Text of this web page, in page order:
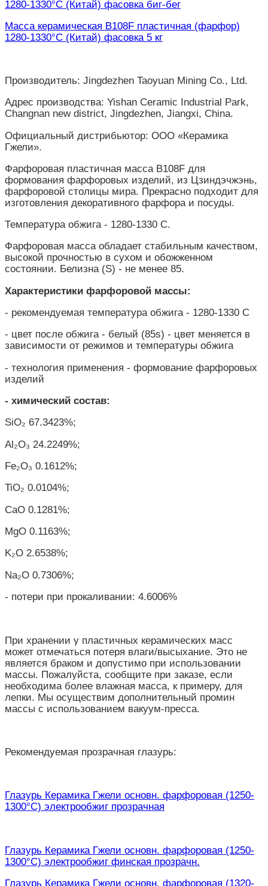
1280-1330°С (Китай) фасовка биг-бег
Масса керамическая B108F пластичная (фарфор)
1280-1330°С (Китай) фасовка 5 кг
Производитель: Jingdezhen Taoyuan Mining Co., Ltd.
Адрес производства: Yishan Ceramic Industrial Park,
Changnan new district, Jingdezhen, Jiangxi, China.
Официальный дистрибьютор: ООО «Керамика
Гжели».
Фарфоровая пластичная масса B108F для
формования фарфоровых изделий, из Цзиндэчжэнь,
фарфоровой столицы мира. Прекрасно подходит для
изготовления декоративного фарфора и посуды.
Температура обжига - 1280-1330 С.
Фарфоровая масса обладает стабильным качеством,
высокой прочностью в сухом и обожженном
состоянии. Белизна (S) - не менее 85.
Характеристики фарфоровой массы:
- рекомендуемая температура обжига - 1280-1330 С
- цвет после обжига - белый (85s) - цвет меняется в
зависимости от режимов и температуры обжига
- технология применения - формование фарфоровых
изделий
- химический состав:
SiO₂ 67.3423%;
Al₂O₃ 24.2249%;
Fe₂O₃ 0.1612%;
TiO₂ 0.0104%;
CaO 0.1281%;
MgO 0.1163%;
K₂O 2.6538%;
Na₂O 0.7306%;
- потери при прокаливании: 4.6006%
При хранении у пластичных керамических масс
может отмечаться потеря влаги/высыхание. Это не
является браком и допустимо при использовании
массы. Пожалуйста, сообщите при заказе, если
необходима более влажная масса, к примеру, для
лепки. Мы осуществим дополнительный промин
массы с использованием вакуум-пресса.
Рекомендуемая прозрачная глазурь:
Глазурь Керамика Гжели основн. фарфоровая (1250-
1300°С) электрообжиг прозрачная
Глазурь Керамика Гжели основн. фарфоровая (1250-
1300°С) электрообжиг финская прозрачн.
Глазурь Керамика Гжели основн. фарфоровая (1320-